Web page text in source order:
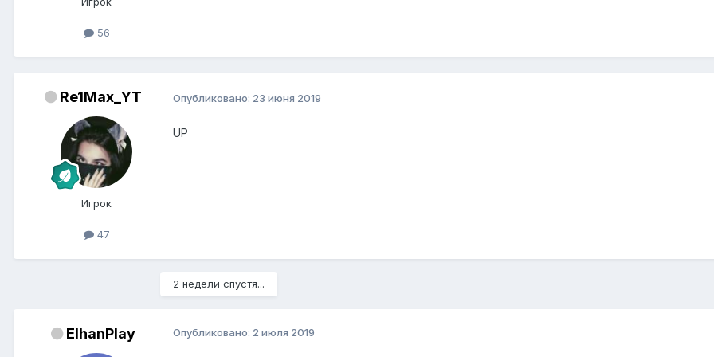
56
Re1Max_YT
Игрок
47
Опубликовано: 23 июня 2019
UP
2 недели спустя...
ElhanPlay Опубликовано: 2 июля 2019